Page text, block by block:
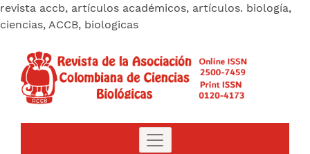
revista accb, artículos académicos, artículos. biología,
ciencias, ACCB, biologicas